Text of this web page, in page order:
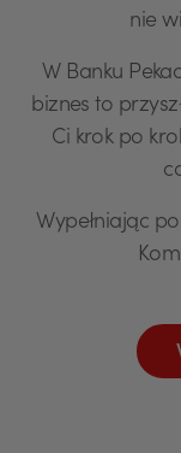
nie
W Banku
biznes to
Ci krok po
Wypełniając